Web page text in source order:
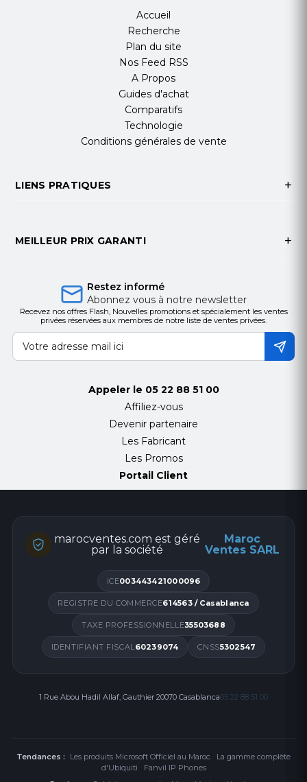
Accueil
Recherche
Plan du site
Nos Feed RSS
A Propos
Guides d'achat
Comparatifs
Technologie
Conditions générales de vente
LIENS PRATIQUES
MEILLEUR PRIX GARANTI
Restez informé
Abonnez vous à notre newsletter
Recevez nos offres Flash, Nouvelles promotions et spécialement les ventes
privées réservées aux membres de notre liste de ventes privées.
Appeler le 05 22 88 51 00
Affiliez-vous
Devenir partenaire
Les Fabricant
Les Promos
Portail Client
marocventes.com est géré
par la société
Maroc
Ventes SARL
ICE003443421000096
REGISTRE DU COMMERCE614563 / Casablanca
TAXE PROFESSIONNELLE35503688
IDENTIFIANT FISCAL60239074 CNSS5302547
1 Rue Abou Hadil Allaf, Gauthier 20070 Casablanca05 22 88 51 00
Tendances : Les produits Microsoft Officiel au Maroc · La gamme complète
d'Ubiquiti · Fanvil IP Phones